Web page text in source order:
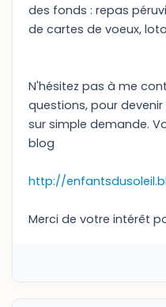
des fonds : repas
de cartes de voeux,
N'hésitez pas à me
questions, pour devenir
sur simple demande.
blog
http://
Merci de votre intérêt